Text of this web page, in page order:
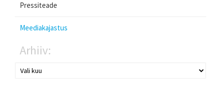
Pressiteade
Meediakajastus
Arhiiv: